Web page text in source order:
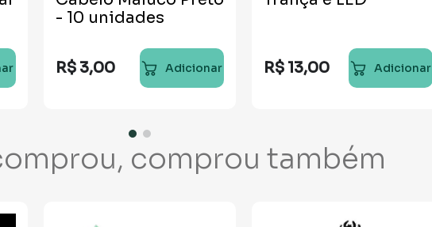
- 10 unidades
R$ 3,00 Adicionar R$ 13,00 Adicionar
comprou também